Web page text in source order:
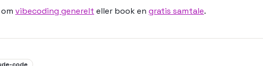
vibecoding generelt eller book en gratis samtale.